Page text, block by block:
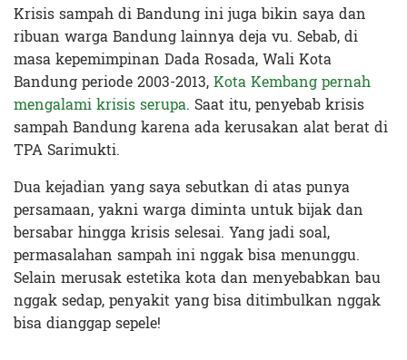
Krisis sampah di Bandung ini juga bikin saya dan
ribuan warga Bandung lainnya deja vu. Sebab, di
masa kepemimpinan Dada Rosada, Wali Kota
Bandung periode 2003-2013,Kota Kembang pernah
mengalami krisis serupa. Saat itu, penyebab krisis
sampah Bandung karena ada kerusakan alat berat di
TPA Sarimukti.
Dua kejadian yang saya sebutkan di atas punya
persamaan, yakni warga diminta untuk bijak dan
bersabar hingga krisis selesai. Yang jadi soal,
permasalahan sampah ini nggak bisa menunggu.
Selain merusak estetika kota dan menyebabkan bau
nggak sedap, penyakit yang bisa ditimbulkan nggak
bisa dianggap sepele!